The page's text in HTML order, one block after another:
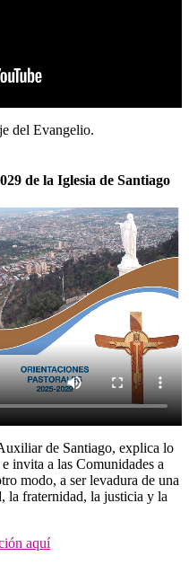
del Evangelio.
de la Iglesia de Santiago
de Santiago, explica lo
invita a las Comunidades a
modo, a ser levadura de una
la fraternidad, la justicia y la
aquí